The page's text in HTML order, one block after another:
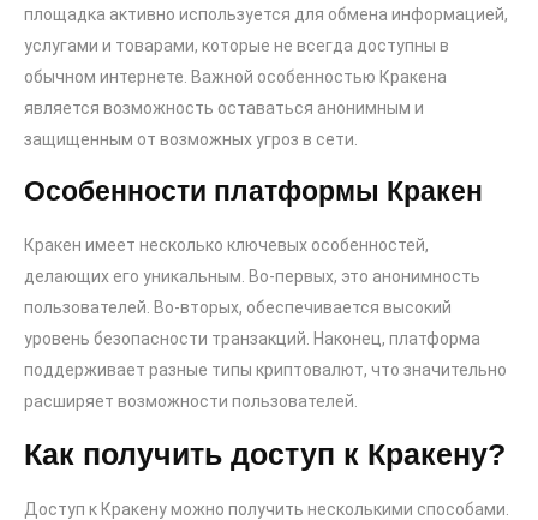
площадка активно используется для обмена информацией,
услугами и товарами, которые не всегда доступны в
обычном интернете. Важной особенностью Кракена
является возможность оставаться анонимным и
защищенным от возможных угроз в сети.
Особенности платформы Кракен
Кракен имеет несколько ключевых особенностей,
делающих его уникальным. Во-первых, это анонимность
пользователей. Во-вторых, обеспечивается высокий
уровень безопасности транзакций. Наконец, платформа
поддерживает разные типы криптовалют, что значительно
расширяет возможности пользователей.
Как получить доступ к Кракену?
Доступ к Кракену можно получить несколькими способами.